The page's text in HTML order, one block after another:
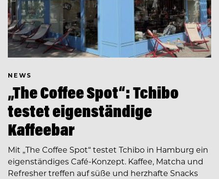
NEWS
„The Coffee Spot“: Tchibo
testet eigenständige
Kaffeebar
Mit „The Coffee Spot“ testet Tchibo in Hamburg ein
eigenständiges Café-Konzept. Kaffee, Matcha und
Refresher treffen auf süße und herzhafte Snacks